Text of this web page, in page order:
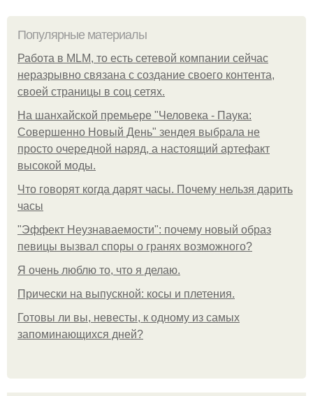
Популярные материалы
Работа в MLM, то есть сетевой компании сейчас
неразрывно связана с создание своего контента,
своей страницы в соц сетях.
На шанхайской премьере "Человека - Паука:
Совершенно Новый День" зендея выбрала не
просто очередной наряд, а настоящий артефакт
высокой моды.
Что говорят когда дарят часы. Почему нельзя дарить
часы
"Эффект Неузнаваемости": почему новый образ
певицы вызвал споры о гранях возможного?
Я очень люблю то, что я делаю.
Прически на выпускной: косы и плетения.
Готовы ли вы, невесты, к одному из самых
запоминающихся дней?